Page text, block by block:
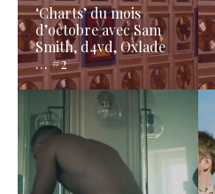
‘Charts’ du mois
d’octobre avec Sam
Smith, d4vd, Oxlade
… #2